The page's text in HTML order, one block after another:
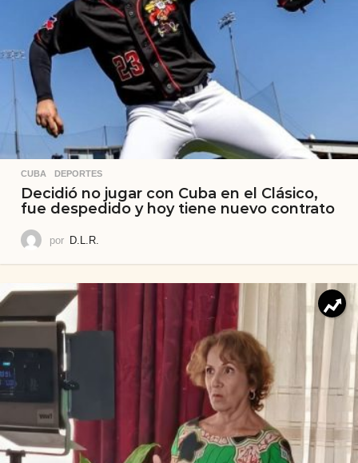
CUBA ,DEPORTES
Decidió no jugar con Cuba en el Clásico,
fue despedido y hoy tiene nuevo contrato
por D.L.R.